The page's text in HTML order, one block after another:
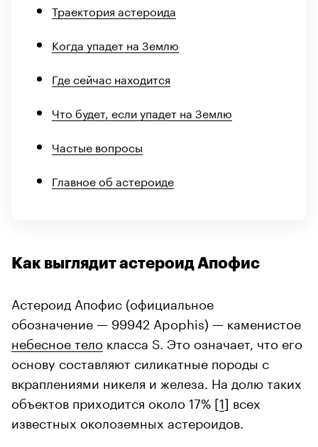
Траектория астероида
Когда упадет на Землю
Где сейчас находится
Что будет, если упадет на Землю
Частые вопросы
Главное об астероиде
Как выглядит астероид Апофис
Астероид Апофис (официальное
обозначение — 99942 Apophis) — каменистое
небесное тело класса S. Это означает, что его
основу составляют силикатные породы с
вкраплениями никеля и железа. На долю таких
объектов приходится около 17% [1] всех
известных околоземных астероидов.